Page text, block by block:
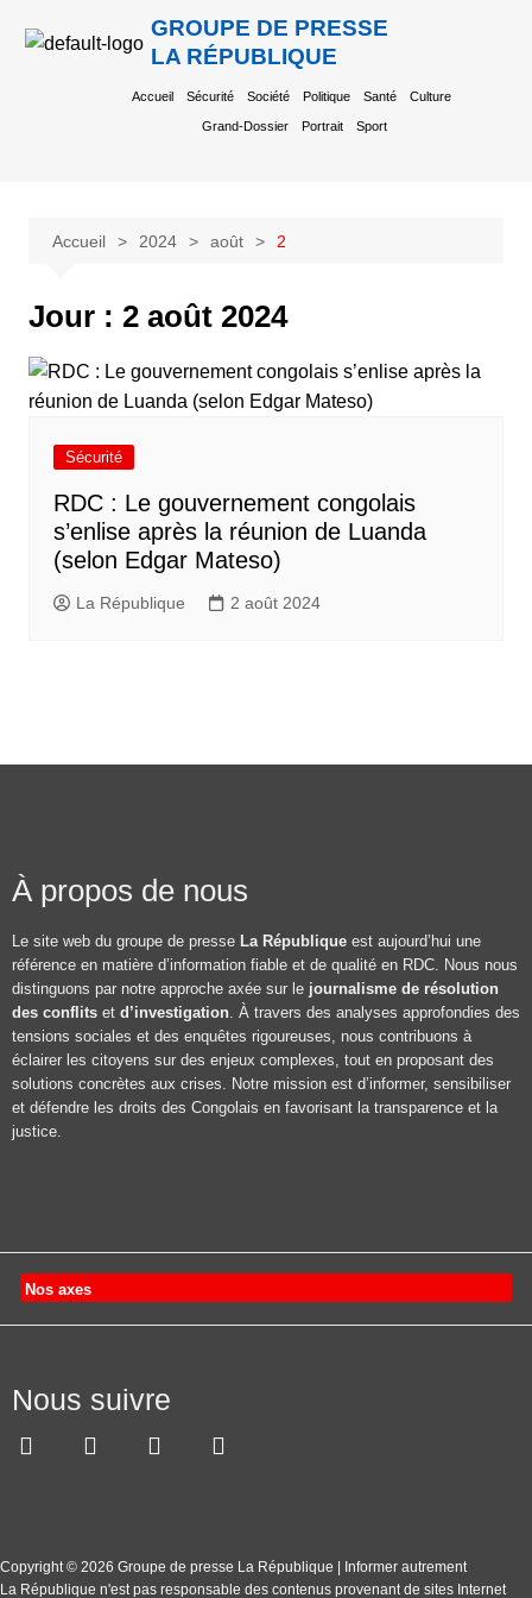
GROUPE DE PRESSE
LA RÉPUBLIQUE
Accueil Sécurité Société Politique Santé Culture
Grand-Dossier Portrait Sport
Accueil 2024 août 2
Jour : 2 août 2024
Sécurité
RDC : Le gouvernement congolais
s’enlise après la réunion de Luanda
(selon Edgar Mateso)
La République 2 août 2024
À propos de nous
Le site web du groupe de presse La République est aujourd’hui une
référence en matière d’information fiable et de qualité en RDC. Nous nous
distinguons par notre approche axée sur le journalisme de résolution
des conflits et d’investigation. À travers des analyses approfondies des
tensions sociales et des enquêtes rigoureuses, nous contribuons à
éclairer les citoyens sur des enjeux complexes, tout en proposant des
solutions concrètes aux crises. Notre mission est d’informer, sensibiliser
et défendre les droits des Congolais en favorisant la transparence et la
justice.
Nos axes
Nous suivre
Copyright © 2026 Groupe de presse La République | Informer autrement
La République n'est pas responsable des contenus provenant de sites Internet